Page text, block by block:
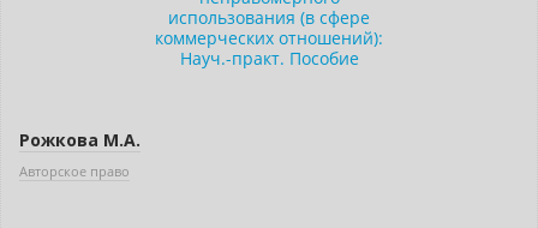
Рожкова М.А.
Авторское право